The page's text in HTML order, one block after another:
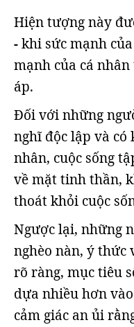
Hiện tượng này
-khi sức mạnh
mạnh của cá
áp.
Đối với những
nghĩ độc lập và có
nhân, cuộc sống
về mặt tinh thần,
thoát khỏi cuộc
Ngược lại, những
nghèo nàn, ý thức
rõ ràng, mục tiêu
dựa nhiều hơn
cảm giác an ủi